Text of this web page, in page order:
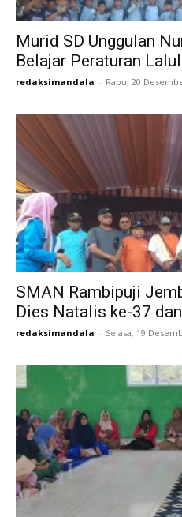
Murid SD Unggulan
Belajar Peraturan
redaksimandala - Rabu, 20
SMAN Rambipuji
Dies Natalis ke-37
redaksimandala - Selasa, 19